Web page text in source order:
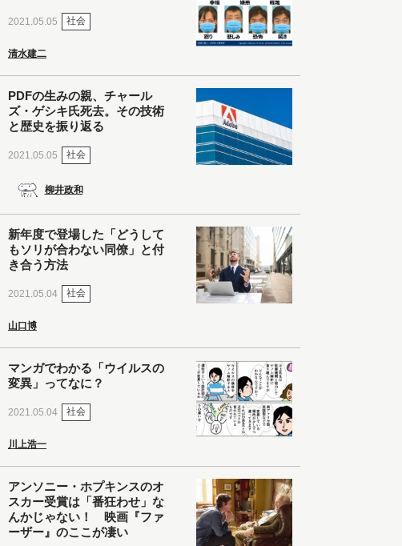
2021.05.05 社会
清水建二
PDFの生みの親、チャール
ズ・ゲシキ氏死去。その技術
と歴史を振り返る
2021.05.05 社会
柳井政和
新年度で登場した「どうして
もソリが合わない同僚」と付
き合う方法
2021.05.04 社会
山口博
マンガでわかる「ウイルスの
変異」ってなに？
2021.05.04 社会
川上浩一
アンソニー・ホプキンスのオ
スカー受賞は「番狂わせ」な
んかじゃない！ 映画『ファ
ーザー』のここが凄い